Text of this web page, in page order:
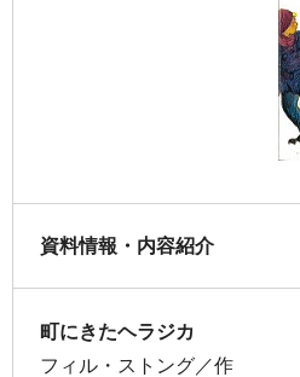
資料情報・内容紹介
町にきたヘラジカ
フィル・ストング／作